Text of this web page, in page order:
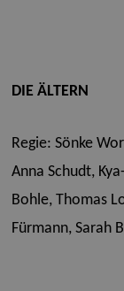
DIE ÄLTERN
Regie: Sönke
Anna Schudt,
Bohle, Thomas
Fürmann, Sarah